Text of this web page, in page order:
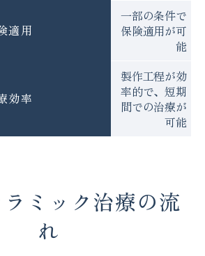
適用
一部の条件で
保険適用が可
能
効率
製作工程が効
率的で、短期
間での治療が
可能
ミック治療の流
れ